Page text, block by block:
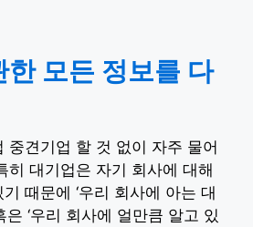
한 모든 정보를 다
중견기업 할 것 없이 자주 물어
히 대기업은 자기 회사에 대해
때문에 ‘우리 회사에 아는 대
은 ‘우리 회사에 얼만큼 알고 있